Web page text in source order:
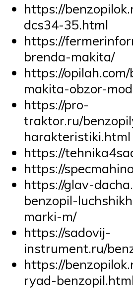
https://
dcs34-35.html
https://
brenda-makita/
https://
makita-obzor-
https://pro-
traktor.ru/
harakteristiki.html
https://
https://
https://glav-
benzopil-
marki-m/
https://sadovij-
instrument.ru/
https://
ryad-